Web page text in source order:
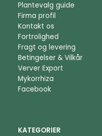
Plantevalg guide
Firma profil
Kontakt os
Fortrolighed
Fragt og levering
Betingelser & Vilkår
Verver Export
Mykorrhiza
Facebook
KATEGORIER